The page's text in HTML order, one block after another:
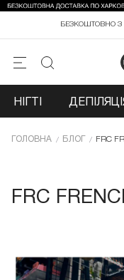
БЕЗКОШТОВНО З
НІГТІ
ГОЛОВНА БЛОГ FRC
FRC